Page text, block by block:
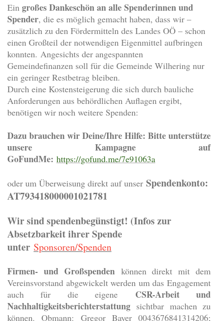
Ein großes Dankeschön an alle Spenderinnen und
Spender, die es möglich gemacht haben, dass wir –
zusätzlich zu den Fördermitteln des Landes OÖ – schon
einen Großteil der notwendigen Eigenmittel aufbringen
konnten. Angesichts der angespannten
Gemeindefinanzen soll für die Gemeinde Wilhering nur
ein geringer Restbetrag bleiben.
Durch eine Kostensteigerung die sich durch bauliche
Anforderungen aus behördlichen Auflagen ergibt,
benötigen wir noch weitere Spenden:
Dazu brauchen wir Deine/Ihre Hilfe: Bitte unterstütze
unsere Kampagne auf
GoFundMe: https://gofund.me/7e91063a
oder um Überweisung direkt auf unser Spendenkonto:
AT793418000001021781
Wir sind spendenbegünstigt! (Infos zur
Absetzbarkeit ihrer Spende
unter Sponsoren/Spenden
Firmen- und Großspenden können direkt mit dem
Vereinsvorstand abgewickelt werden um das Engagement
auch für die eigene CSR-Arbeit und
Nachhaltigkeitsberichterstattung sichtbar machen zu
können. Obmann: Gregor Bayer 0043676841314206;